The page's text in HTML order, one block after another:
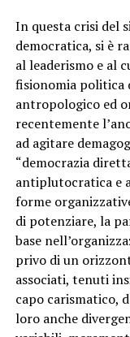
In questa crisi del
democratica, si è
al leaderismo e al
fisionomia politica
antropologico ed
recentemente
ad agitare
“democrazia
antiplutocratica e
forme
di potenziare, la
base
privo di un
associati, tenuti
capo carismatico,
loro anche